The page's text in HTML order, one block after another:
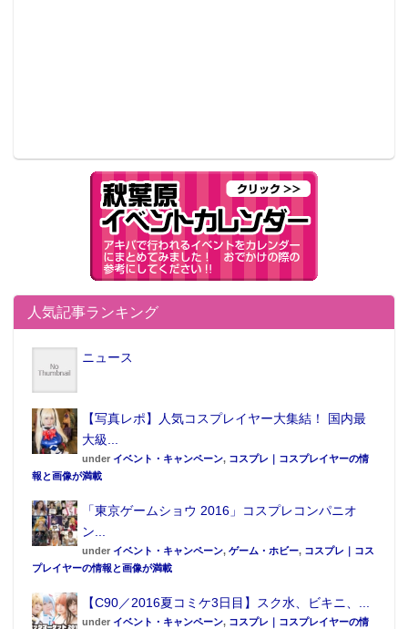
人気記事ランキング
ニュース
【写真レポ】人気コスプレイヤー大集結！ 国内最
大級...
under イベント・キャンペーン, コスプレ｜コスプレイヤーの情
報と画像が満載
「東京ゲームショウ 2016」コスプレコンパニオ
ン...
under イベント・キャンペーン, ゲーム・ホビー, コスプレ｜コス
プレイヤーの情報と画像が満載
【C90／2016夏コミケ3日目】スク水、ビキニ、...
under イベント・キャンペーン, コスプレ｜コスプレイヤーの情